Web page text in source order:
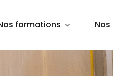
formations